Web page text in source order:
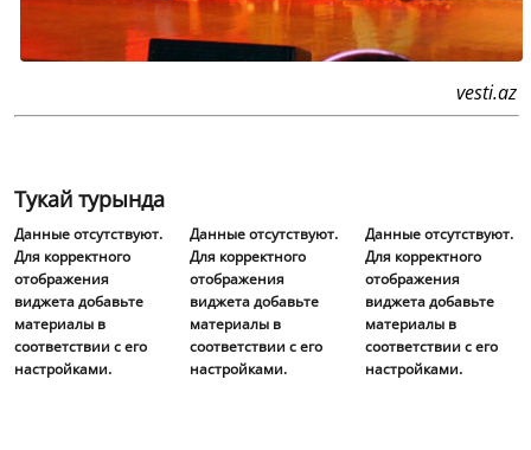
vesti.az
Тукай турында
Данные отсутствуют.
Для корректного
отображения
виджета добавьте
материалы в
соответствии с его
настройками.
Данные отсутствуют.
Для корректного
отображения
виджета добавьте
материалы в
соответствии с его
настройками.
Данные отсутствуют.
Для корректного
отображения
виджета добавьте
материалы в
соответствии с его
настройками.